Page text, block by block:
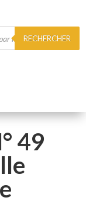
RECHERCHER
49